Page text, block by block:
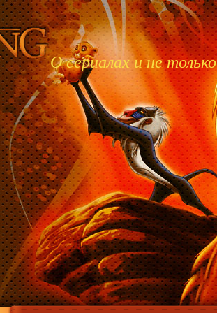
О сериалах и не только